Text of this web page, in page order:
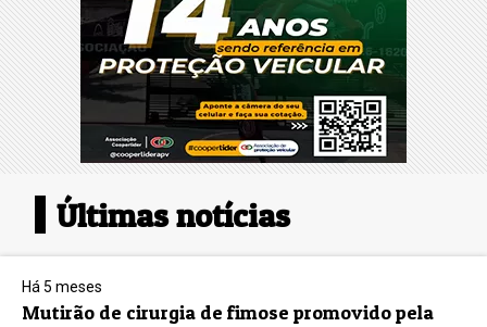
Últimas notícias
Há 5 meses
Mutirão de cirurgia de fimose promovido pela